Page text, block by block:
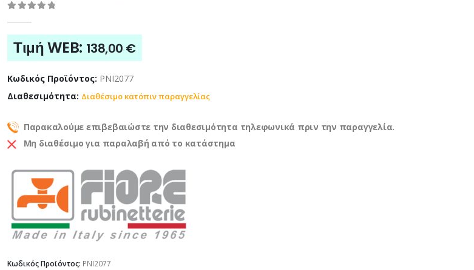
Τιμή WEB: 138,00 €
Κωδικός Προϊόντος: PNI2077
Διαθεσιμότητα: Διαθέσιμο κατόπιν παραγγελίας
Παρακαλούμε επιβεβαιώστε την διαθεσιμότητα τηλεφωνικά πριν την παραγγελία.
Μη διαθέσιμο για παραλαβή από το κατάστημα
Κωδικός Προϊόντος: PNI2077